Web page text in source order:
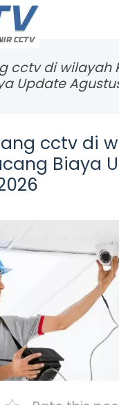
cctv di wilayah
Update
cctv di
Biaya